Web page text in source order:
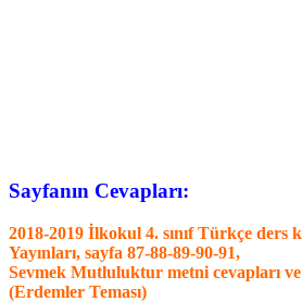
Sayfanın Cevapları:
2018-2019 İlkokul 4. sınıf Türkçe ders
Yayınları, sayfa 87-88-89-90-91,
Sevmek Mutluluktur metni cevapları
(Erdemler Teması)